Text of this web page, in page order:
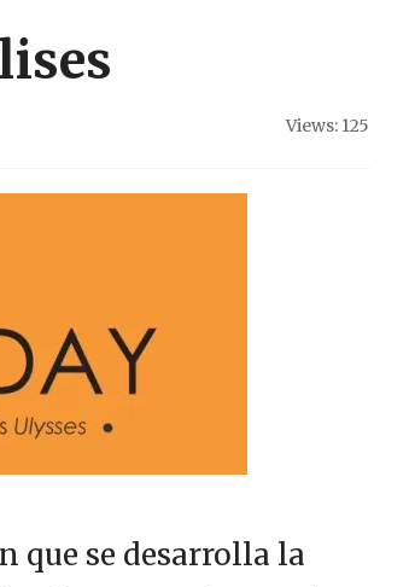
Views: 125
que se desarrolla la